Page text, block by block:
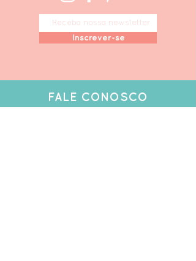
Inscrever-se
FALE CONOSCO